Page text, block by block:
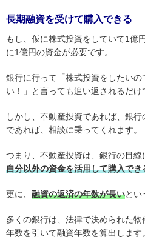
長期融資を受けて購入できる
もし、仮に株式投資をしていて1億
に1億円の資金が必要です。
銀行に行って「株式投資をしたい
い！」と言っても追い返されるだけ
しかし、不動産投資であれば、銀
であれば、相談に乗ってくれます。
つまり、不動産投資は、銀行の目線
自分以外の資金を活用して購入でき
更に、 融資の返済の年数が長いとい
多くの銀行は、法律で決められた
年数を引いて融資年数を算出します。